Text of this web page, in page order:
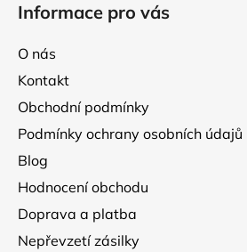
Informace pro vás
O nás
Kontakt
Obchodní podmínky
Podmínky ochrany osobních údajů
Blog
Hodnocení obchodu
Doprava a platba
Nepřevzetí zásilky